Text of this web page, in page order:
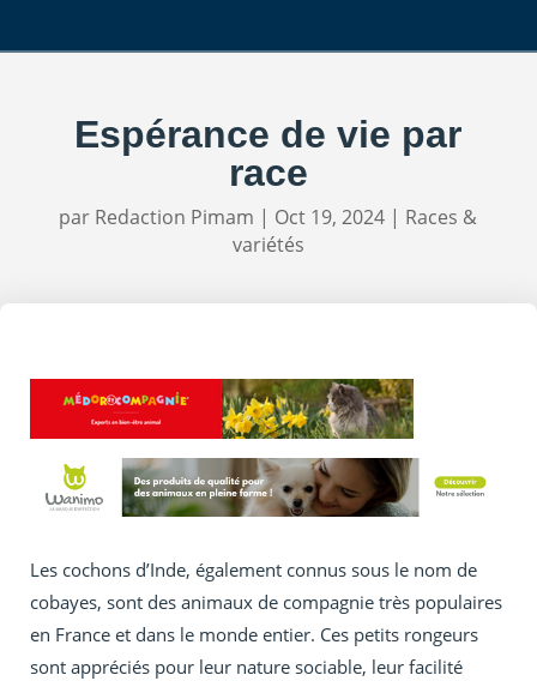
Espérance de vie par
race
par Redaction Pimam | Oct 19, 2024 | Races &
variétés
Les cochons d’Inde, également connus sous le nom de
cobayes, sont des animaux de compagnie très populaires
en France et dans le monde entier. Ces petits rongeurs
sont appréciés pour leur nature sociable, leur facilité